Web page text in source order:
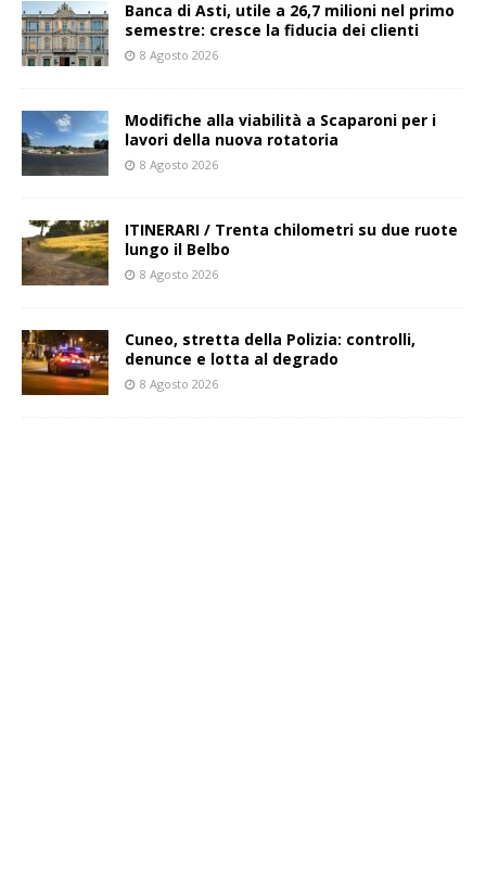
Banca di Asti, utile a 26,7 milioni nel primo
semestre: cresce la fiducia dei clienti
8 Agosto 2026
Modifiche alla viabilità a Scaparoni per i
lavori della nuova rotatoria
8 Agosto 2026
ITINERARI / Trenta chilometri su due ruote
lungo il Belbo
8 Agosto 2026
Cuneo, stretta della Polizia: controlli,
denunce e lotta al degrado
8 Agosto 2026